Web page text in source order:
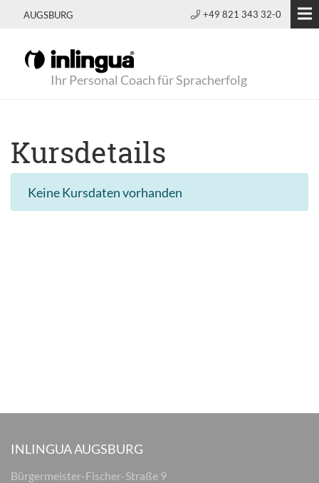
AUGSBURG +49 821 343 32-0
Ihr Personal Coach für Spracherfolg
Kursdetails
Keine Kursdaten vorhanden
INLINGUA AUGSBURG
Bürgermeister-Fischer-Straße 9